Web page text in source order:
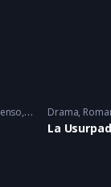
1986Drama,
La